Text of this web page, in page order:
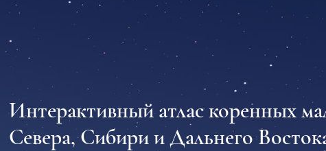
Интерактивный атлас коренных
Севера, Сибири и Дальнего